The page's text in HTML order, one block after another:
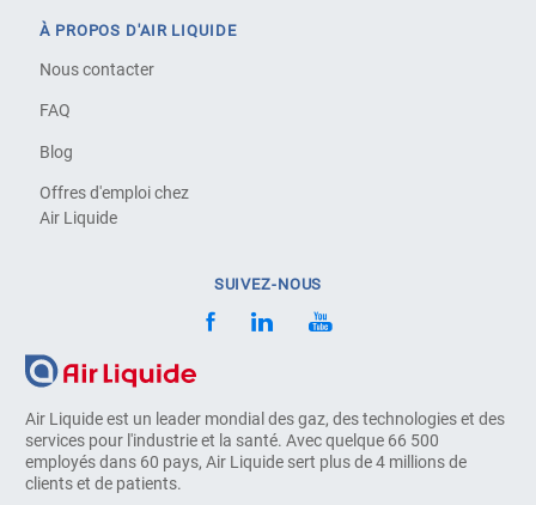
Air Liquide est un leader mondial des gaz, des technologies et des
services pour l'industrie et la santé. Avec quelque 66 500
employés dans 60 pays, Air Liquide sert plus de 4 millions de
clients et de patients.
À PROPOS D'AIR LIQUIDE
Nous contacter
FAQ
Blog
Offres d'emploi chez
Air Liquide
SUIVEZ-NOUS